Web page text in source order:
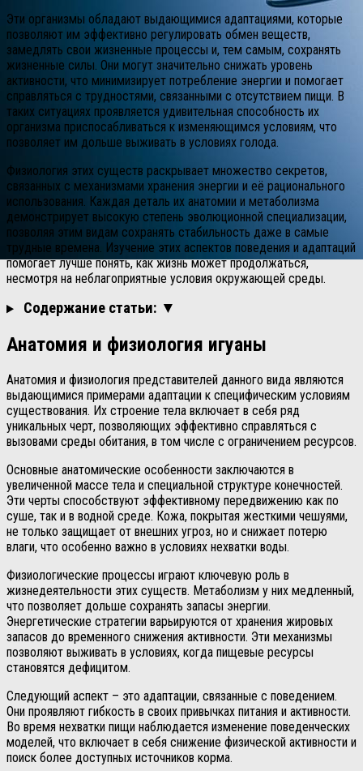
Эти организмы обладают выдающимися адаптациями, которые
позволяют им эффективно регулировать обмен веществ,
замедлять свои жизненные процессы и, тем самым, сохранять
жизненные силы. Они могут значительно снижать уровень
активности, что минимизирует потребление энергии и помогает
справляться с трудностями, связанными с отсутствием пищи. В
таких ситуациях проявляется удивительная способность их
организма приспосабливаться к изменяющимся условиям, что
позволяет им дольше выживать в условиях голода.
Физиология этих существ раскрывает множество секретов,
связанных с механизмами хранения энергии и её рационального
использования. Каждая деталь их анатомии и метаболизма
демонстрирует высокую степень эволюционной специализации,
позволяя этим видам сохранять стабильность даже в самые
трудные времена. Изучение этих аспектов поведения и адаптаций
помогает лучше понять, как жизнь может продолжаться,
несмотря на неблагоприятные условия окружающей среды.
Содержание статьи: ▼
Анатомия и физиология игуаны
Анатомия и физиология представителей данного вида являются
выдающимися примерами адаптации к специфическим условиям
существования. Их строение тела включает в себя ряд
уникальных черт, позволяющих эффективно справляться с
вызовами среды обитания, в том числе с ограничением ресурсов.
Основные анатомические особенности заключаются в
увеличенной массе тела и специальной структуре конечностей.
Эти черты способствуют эффективному передвижению как по
суше, так и в водной среде. Кожа, покрытая жесткими чешуями,
не только защищает от внешних угроз, но и снижает потерю
влаги, что особенно важно в условиях нехватки воды.
Физиологические процессы играют ключевую роль в
жизнедеятельности этих существ. Метаболизм у них медленный,
что позволяет дольше сохранять запасы энергии.
Энергетические стратегии варьируются от хранения жировых
запасов до временного снижения активности. Эти механизмы
позволяют выживать в условиях, когда пищевые ресурсы
становятся дефицитом.
Следующий аспект – это адаптации, связанные с поведением.
Они проявляют гибкость в своих привычках питания и активности.
Во время нехватки пищи наблюдается изменение поведенческих
моделей, что включает в себя снижение физической активности и
поиск более доступных источников корма.